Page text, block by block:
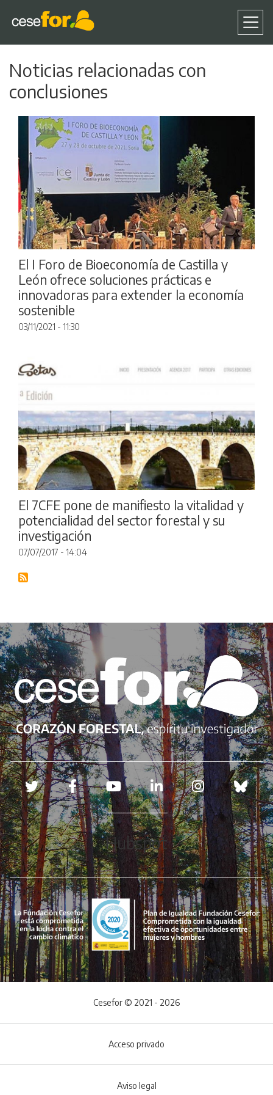
al
Noticias relacionadas con
conclusiones
El I Foro de Bioeconomía de Castilla y
León ofrece soluciones prácticas e
innovadoras para extender la economía
sostenible
03/11/2021 - 11:30
El 7CFE pone de manifiesto la vitalidad y
potencialidad del sector forestal y su
investigación
07/07/2017 - 14:04
Redes sociales
Hubspot
Cesefor © 2021 - 2026
Acceso privado
Aviso legal